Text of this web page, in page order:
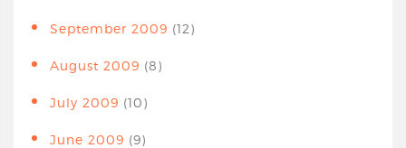
September 2009 (12)
August 2009 (8)
July 2009 (10)
June 2009 (9)